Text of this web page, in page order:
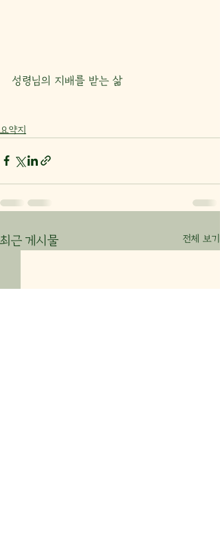
성령님의 지배를 받는 삶
요약지
최근 게시물 전체 보기